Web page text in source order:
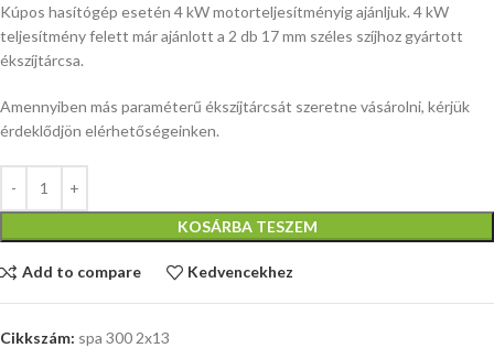
Kúpos hasítógép esetén 4 kW motorteljesítményig ajánljuk. 4 kW
teljesítmény felett már ajánlott a 2 db 17 mm széles szíjhoz gyártott
ékszíjtárcsa.
Amennyiben más paraméterű ékszíjtárcsát szeretne vásárolni, kérjük
érdeklődjön elérhetőségeinken.
KOSÁRBA TESZEM
Add to compare Kedvencekhez
Cikkszám: spa 300 2x13